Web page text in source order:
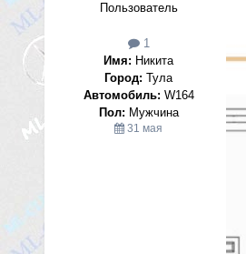
Пользователь
1
Имя: Никита
Город: Тула
Автомобиль: W164
Пол: Мужчина
31 мая